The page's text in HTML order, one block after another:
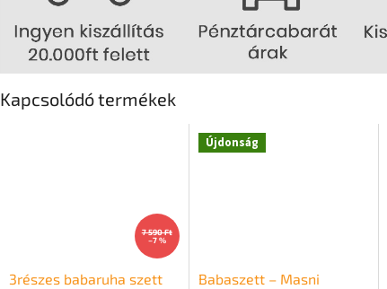
Kapcsolódó termékek
7 590 Ft
–7 %
3részes babaruha szett
Újdonság
Babaszett – Masni